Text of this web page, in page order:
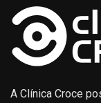
A Clínica Croce